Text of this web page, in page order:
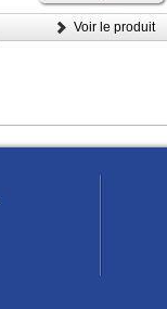
Voir le produit